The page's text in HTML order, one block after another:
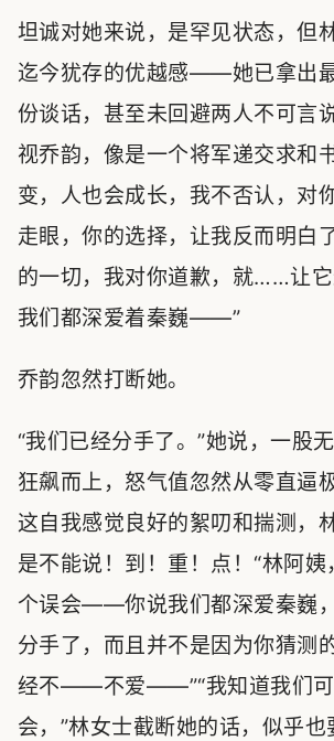
坦诚对她来说，是罕见状态，但
迄今犹存的优越感——她已拿出
份谈话，甚至未回避两人不可言
视乔韵，像是一个将军递交求和
变，人也会成长，我不否认，对
走眼，你的选择，让我反而明白
的一切，我对你道歉，就……让它
我们都深爱着秦巍——”
乔韵忽然打断她。
“我们已经分手了。”她说，一股
狂飙而上，怒气值忽然从零直逼
这自我感觉良好的絮叨和揣测，
是不能说！到！重！点！“林阿
个误会——你说我们都深爱秦巍
分手了，而且并不是因为你猜
经不——不爱——”“我知道我们可
会，”林女士截断她的话，似乎